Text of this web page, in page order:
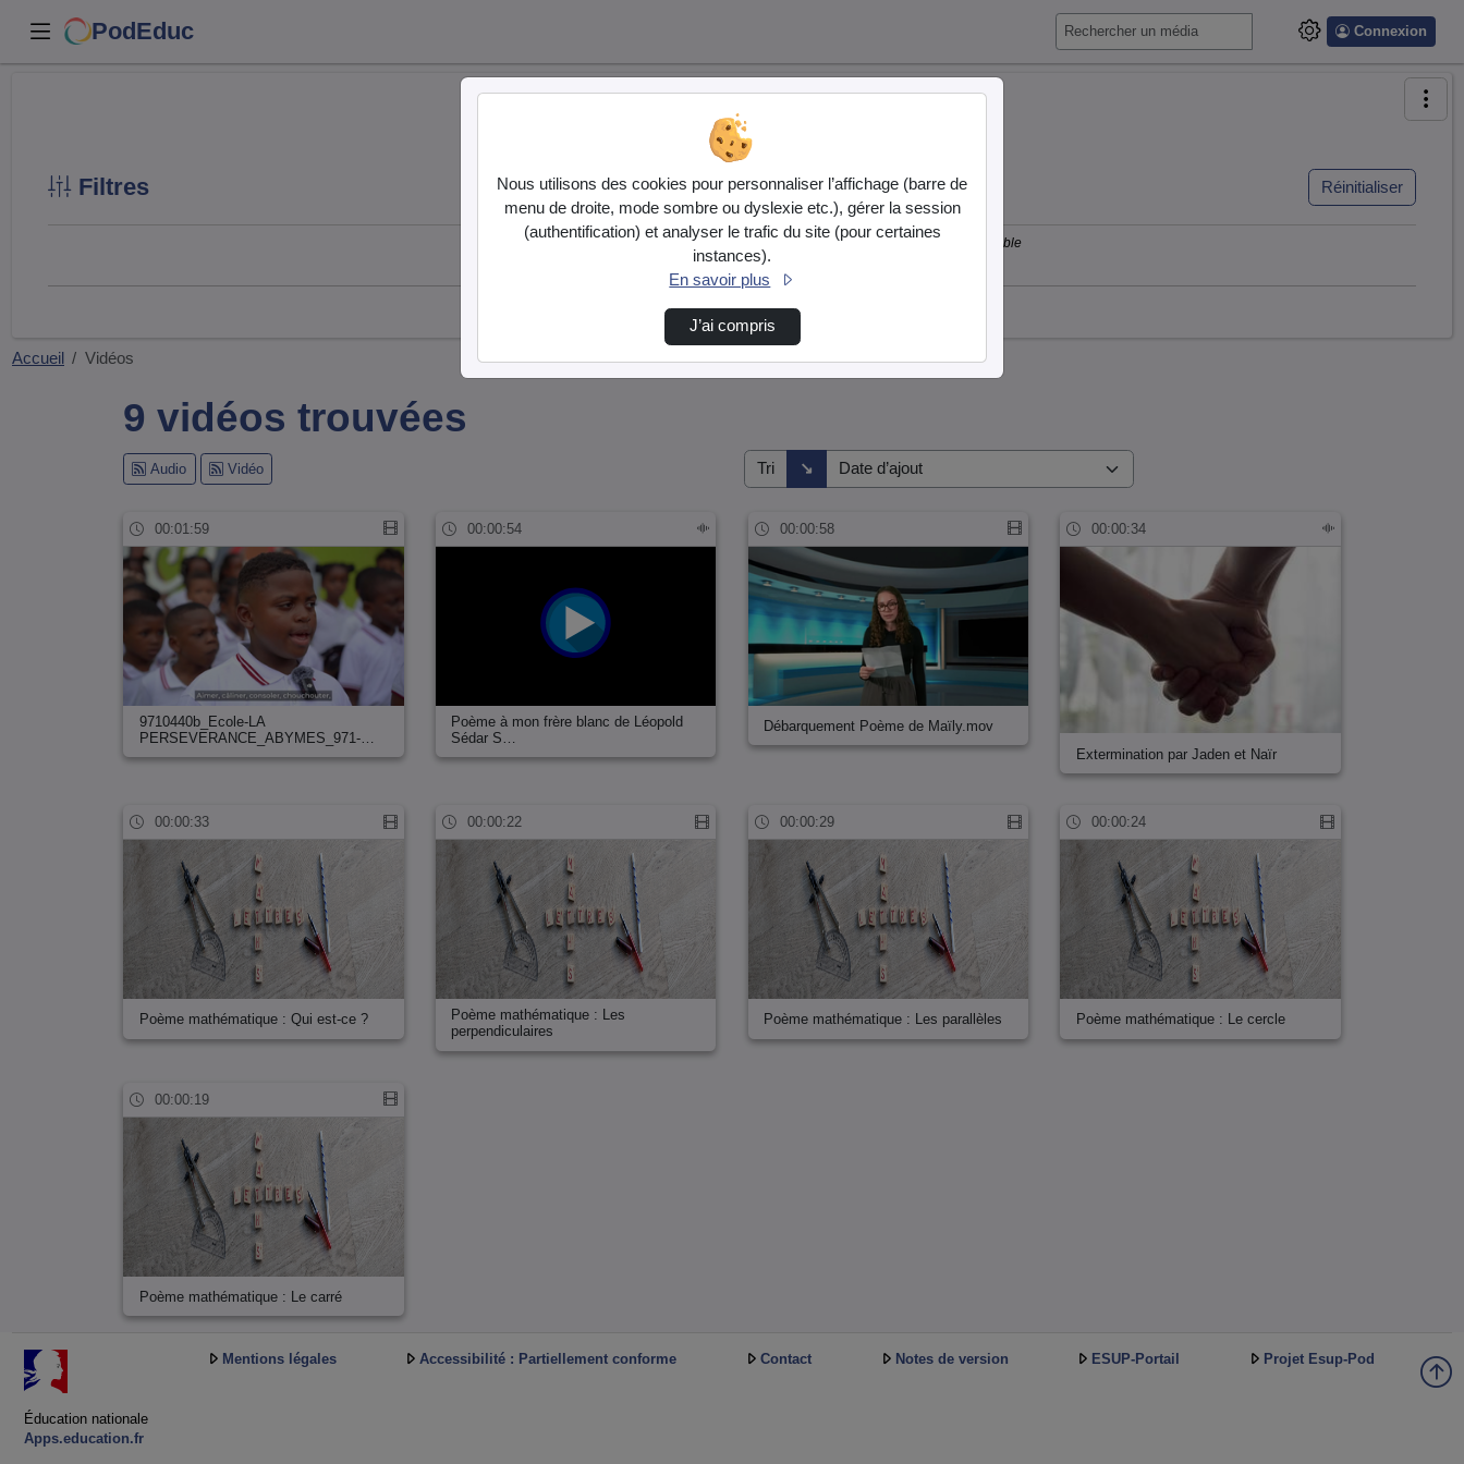
PodEduc Connexion
Filtres Réinitialiser
Accueil Vidéos
9 vidéos trouvées
Audio Vidéo Tri ↘
Direction de tri
00:01:59
9710440b_Ecole-LA
PERSEVERANCE_ABYMES_971-…
00:00:54
Poème à mon frère blanc de Léopold
Sédar S…
00:00:58
Débarquement Poème de Maïly.mov
00:00:34
Extermination par Jaden et Naïr
00:00:33
Poème mathématique : Qui est-ce ?
00:00:22
Poème mathématique : Les
perpendiculaires
00:00:29
Poème mathématique : Les parallèles
00:00:24
Poème mathématique : Le cercle
00:00:19
Poème mathématique : Le carré
Éducation nationale
Apps.education.fr
Mentions légales Accessibilité : Partiellement conforme Contact Notes de version ESUP-Portail Projet Esup-Pod
Nous utilisons des cookies pour personnaliser l’affichage (barre de
menu de droite, mode sombre ou dyslexie etc.), gérer la session
(authentification) et analyser le trafic du site (pour certaines
instances).
En savoir plus
J’ai compris